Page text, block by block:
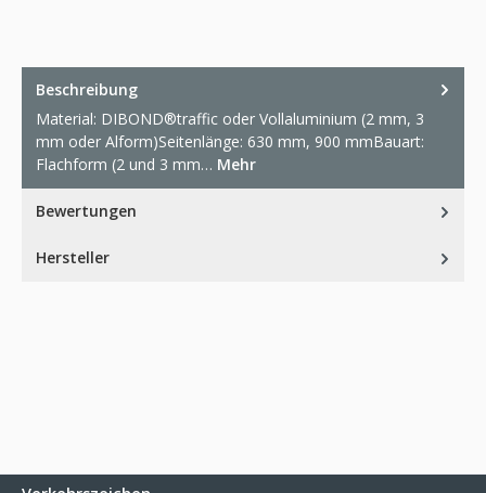
Beschreibung
Material: DIBOND®traffic oder Vollaluminium (2 mm, 3
mm oder Alform)Seitenlänge: 630 mm, 900 mmBauart:
Flachform (2 und 3 mm… Mehr
Bewertungen
Hersteller